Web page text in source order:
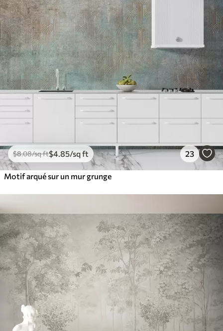
$8.08/sq ft$4 .85/sq ft 23
Motif arqué sur un mur grunge